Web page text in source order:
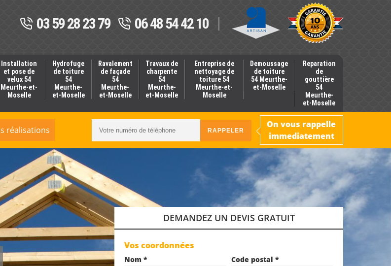
03 59 28 23 79 06 48 54 42 10
Installation
et pose de
velux 54
Meurthe-et-
Moselle
Hydrofuge
de toiture
54
Meurthe-
et-Moselle
Ravalement
de façade
54
Meurthe-
et-Moselle
Travaux de
charpente
54
Meurthe-
et-Moselle
Entreprise de
nettoyage de
toiture 54
Meurthe-et-
Moselle
Demoussage
de toiture
54 Meurthe-
et-Moselle
Reparation
de
gouttière
54
Meurthe-
et-Moselle
réalisations
On vous rappelle
immediatement
DEMANDEZ UN DEVIS GRATUIT
Vos coordonnées
Nom * Code postal *